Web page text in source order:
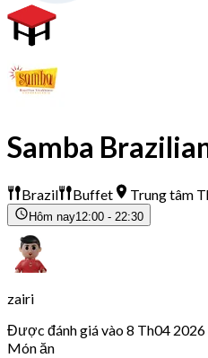
Samba
Brazil Buffet Trung tâm
Hôm nay12:00 - 22:30
zairi
Được đánh giá vào 8 Th04 2026
Món ăn